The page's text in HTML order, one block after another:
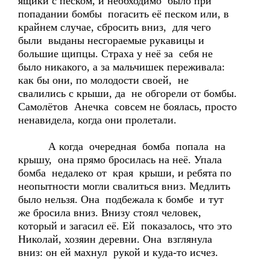
попадании бомбы погасить её песком или, в
крайнем случае, сбросить вниз, для чего
были выданы несгораемые рукавицы и
большие щипцы. Страха у неё за себя не
было никакого, а за мальчишек переживала:
как бы они, по молодости своей, не
свалились с крыши, да не обгорели от бомбы.
Самолётов Анечка совсем не боялась, просто
ненавидела, когда они пролетали.
А когда очередная бомба попала на
крышу, она прямо бросилась на неё. Упала
бомба недалеко от края крыши, и ребята по
неопытности могли свалиться вниз. Медлить
было нельзя. Она подбежала к бомбе и тут
же бросила вниз. Внизу стоял человек,
который и загасил её. Ей показалось, что это
Николай, хозяин деревни. Она взглянула
вниз: он ей махнул рукой и куда-то исчез.